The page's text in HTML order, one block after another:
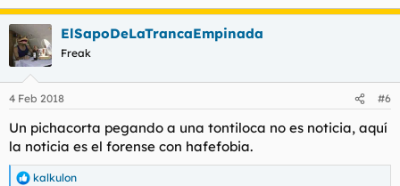
dos opciones: o ella se convierte en su pareja oficial, SIN pasar
por la cama, solo de casa para afuera, o le echa a la puta calle.
Empiezan a discutir y el tipo se le termina de ir la olla a
Camboya y empieza a agredirla de mil maneras que no
Muy desagradable todo, la verdad. Pero ahora viene el detalle
escabroso, el que hace que la historia sea digna de ser
contada. El tipo era forero.
ElSapoDeLaTrancaEmpinada
Freak
4 Feb 2018 #6
Un pichacorta pegando a una tontiloca no es noticia, aquí
la noticia es el forense con hafefobia.
R
kalkulon